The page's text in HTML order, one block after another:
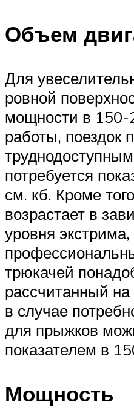
Объем
Для
ровной
мощности в 150-
работы, поездок
потребуется
см. кб. Кроме
возрастает в
уровня
трюкачей
рассчитанный
в случае
для прыжков
показателем в
Мощность